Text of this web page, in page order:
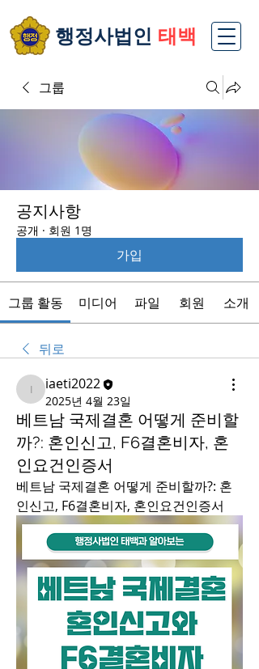
​행정사법인 태백
그룹
공지사항
공개 · 회원 1명
가입
그룹 활동 미디어 파일 회원 소개
뒤로
iaeti2022
iaeti2022
2025년 4월 23일
베트남 국제결혼 어떻게 준비할
까?: 혼인신고, F6결혼비자, 혼
인요건인증서
베트남 국제결혼 어떻게 준비할까?: 혼
인신고, F6결혼비자, 혼인요건인증서